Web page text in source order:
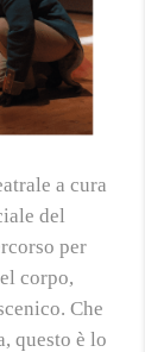
a cura
del
per
corpo,
Che
questo è lo